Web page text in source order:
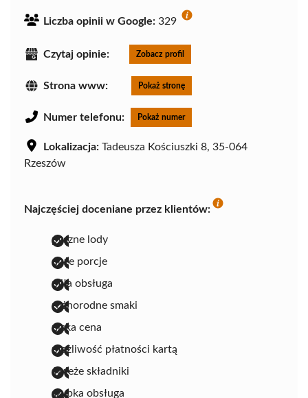
Liczba opinii w Google: 329
Czytaj opinie: Zobacz profil
Strona www: Pokaż stronę
Numer telefonu: Pokaż numer
Lokalizacja: Tadeusza Kościuszki 8, 35-064
Rzeszów
Najczęściej doceniane przez klientów:
pyszne lody
duże porcje
miła obsługa
różnorodne smaki
niska cena
możliwość płatności kartą
świeże składniki
szybka obsługa